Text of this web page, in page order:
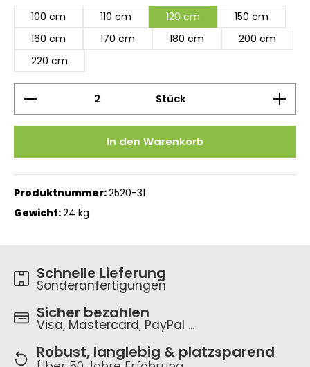
100 cm 110 cm 120 cm
150 cm
160 cm
170 cm 180 cm
200 cm
220 cm
Produkt Anzahl: Gib den gewünschten Wert
Stück
In den Warenkorb
Produktnummer:2520-31
Gewicht:24 kg
Schnelle Lieferung
Sonderanfertigungen
Sicher bezahlen
Visa, Mastercard, PayPal ...
Robust, langlebig & platzsparend